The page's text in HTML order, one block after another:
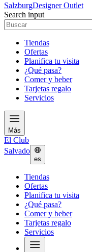
SalzburgDesigner Outlet
Search input
Tiendas
Ofertas
Planifica tu visita
¿Qué pasa?
Comer y beber
Tarjetas regalo
Servicios
Más
El Club
Salvado
es
Tiendas
Ofertas
Planifica tu visita
¿Qué pasa?
Comer y beber
Tarjetas regalo
Servicios